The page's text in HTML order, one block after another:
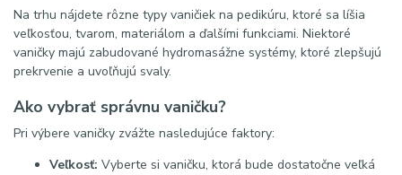
Na trhu nájdete rôzne typy vaničiek na pedikúru, ktoré sa líšia
veľkosťou, tvarom, materiálom a ďalšími funkciami. Niektoré
vaničky majú zabudované hydromasážne systémy, ktoré zlepšujú
prekrvenie a uvoľňujú svaly.
Ako vybrať správnu vaničku?
Pri výbere vaničky zvážte nasledujúce faktory:
Veľkosť: Vyberte si vaničku, ktorá bude dostatočne veľká